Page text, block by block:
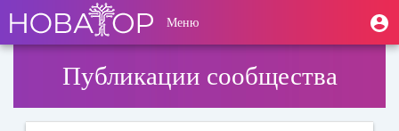
основному
содержанию
User
account
Меню
Публикации сообщества